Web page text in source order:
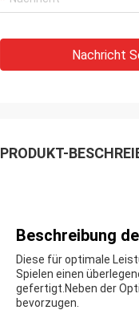
Nachricht
PRODUKT-
Beschreibung
Diese für optimale
Spielen einen
gefertigt.Neben der
bevorzugen.